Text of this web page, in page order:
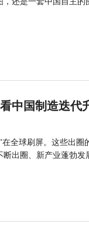
中国制造迭代
在全球刷屏。这些出
出圈、新产业蓬勃发